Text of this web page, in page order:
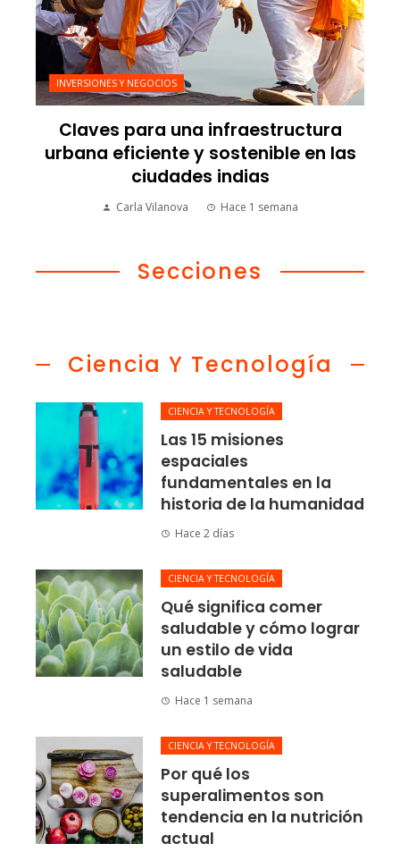
INVERSIONES Y NEGOCIOS
Claves para una infraestructura
urbana eficiente y sostenible en las
ciudades indias
Carla Vilanova Hace 1 semana
Secciones
Ciencia Y Tecnología
CIENCIA Y TECNOLOGÍA
Las 15 misiones
espaciales
fundamentales en la
historia de la humanidad
Hace 2 días
CIENCIA Y TECNOLOGÍA
Qué significa comer
saludable y cómo lograr
un estilo de vida
saludable
Hace 1 semana
CIENCIA Y TECNOLOGÍA
Por qué los
superalimentos son
tendencia en la nutrición
actual